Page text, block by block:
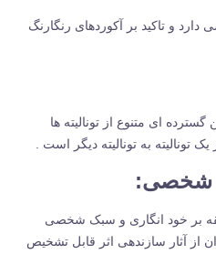
و تاکید بر آکوردهای رنگارنگ
ای متنوع از تونالیته ها
تونالیته به تونالیته دیگر است .
شخصی:
بر خود انگاری و سبک شخصی
از آثار سازنده‏ی اثر قابل تشخیص